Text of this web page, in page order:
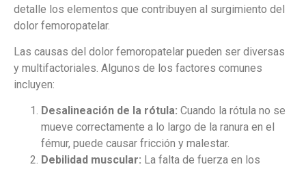
detalle los elementos que contribuyen al surgimiento del
dolor femoropatelar.
Las causas del dolor femoropatelar pueden ser diversas
y multifactoriales. Algunos de los factores comunes
incluyen:
Desalineación de la rótula: Cuando la rótula no se
mueve correctamente a lo largo de la ranura en el
fémur, puede causar fricción y malestar.
Debilidad muscular: La falta de fuerza en los